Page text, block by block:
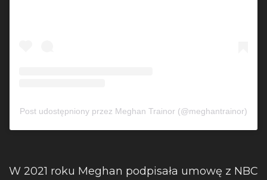
Post udostępniony przez Meghan Trainor (@meghantrainor)
W 2021 roku Meghan podpisała umowę z NBC